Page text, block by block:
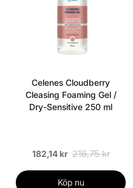
Celenes Cloudberry
Cleasing Foaming Gel /
Dry-Sensitive 250 ml
182,14 kr 216,75 kr
Köp nu